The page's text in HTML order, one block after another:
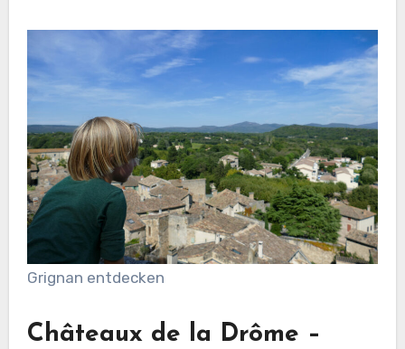
Grignan entdecken
Châteaux de la Drôme –